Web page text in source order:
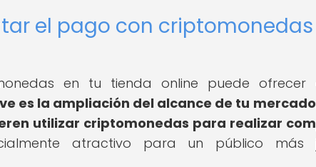
el pago con criptomonedas
en tu tienda online puede ofrecer
es la ampliación del alcance de tu
utilizar criptomonedas para realizar
atractivo para un público más